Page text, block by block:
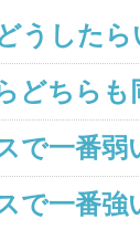
うしたら
どちらも
で一番弱
で一番強